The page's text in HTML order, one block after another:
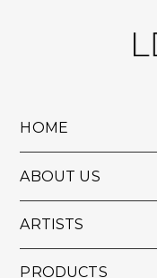
HOME
ABOUT US
ARTISTS
PRODUCTS